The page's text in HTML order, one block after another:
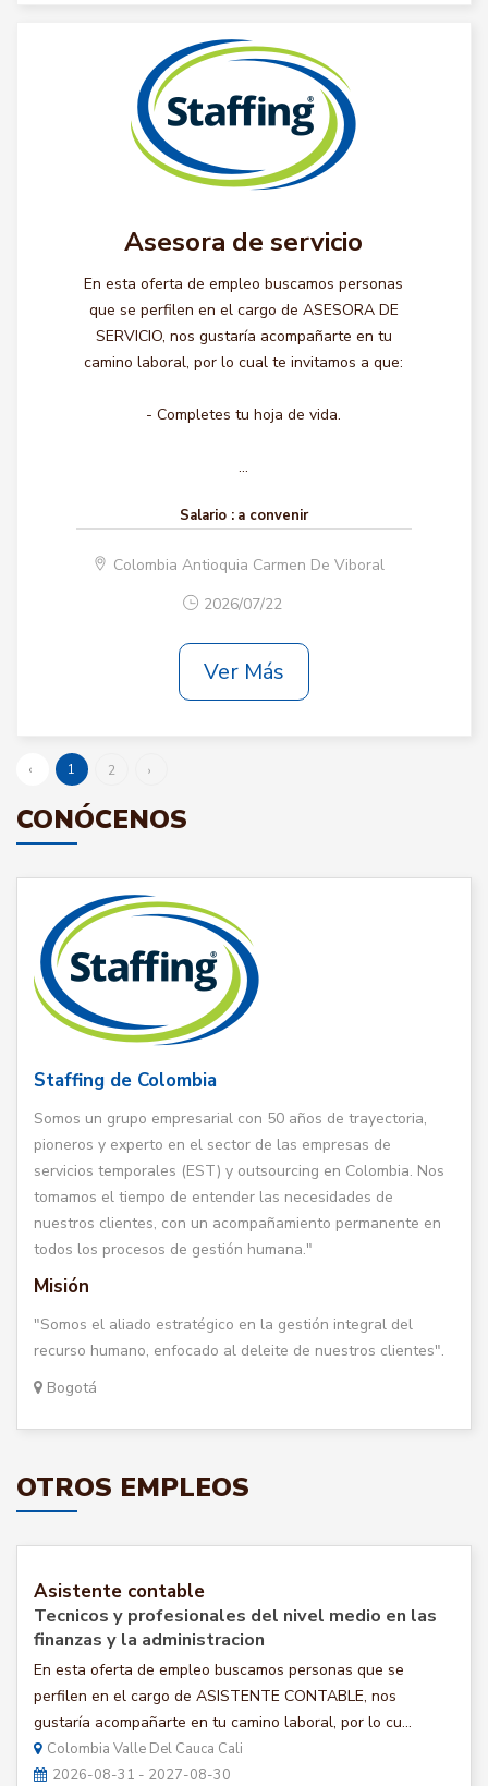
Asesora de servicio
En esta oferta de empleo buscamos personas
que se perfilen en el cargo de ASESORA DE
SERVICIO, nos gustaría acompañarte en tu
camino laboral, por lo cual te invitamos a que:
- Completes tu hoja de vida.
...
Salario : a convenir
Colombia Antioquia Carmen De Viboral
2026/07/22
Ver Más
‹ 1 2 ›
CONÓCENOS
Staffing de Colombia
Somos un grupo empresarial con 50 años de trayectoria,
pioneros y experto en el sector de las empresas de
servicios temporales (EST) y outsourcing en Colombia. Nos
tomamos el tiempo de entender las necesidades de
nuestros clientes, con un acompañamiento permanente en
todos los procesos de gestión humana."
Misión
"Somos el aliado estratégico en la gestión integral del
recurso humano, enfocado al deleite de nuestros clientes".
Bogotá
OTROS EMPLEOS
Asistente contable
Tecnicos y profesionales del nivel medio en las
finanzas y la administracion
En esta oferta de empleo buscamos personas que se
perfilen en el cargo de ASISTENTE CONTABLE, nos
gustaría acompañarte en tu camino laboral, por lo cu...
Colombia Valle Del Cauca Cali
2026-08-31 - 2027-08-30